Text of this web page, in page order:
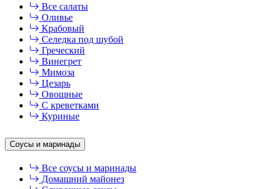
Все салаты
Оливье
Крабовый
Селедка под шубой
Греческий
Винегрет
Мимоза
Цезарь
Овощные
С креветками
Куриные
Соусы и маринады
Все соусы и маринады
Домашний майонез